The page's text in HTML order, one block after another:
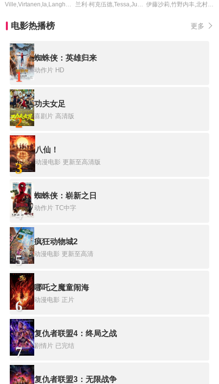
Ville,Virtanen,Ia,Langhammer,Peshang,Rad 兰利·柯克伍德,Tessa,Jubber,Bonko,Khoza,Vuyo,Dabula,Mpho,Sebeng,Zoey,Sneedon,Siphesihle,Vazi,Samke,Makhoba 伊藤沙莉,竹野内丰,北村有起哉,宇野祥平,久保史绪里,松浦祐也,高野洸,中原果南,岛田桃依,伊岛空,黒石高大,真宫叶月,阿部显岚,铃木圣奈,石田佳央
电影热播榜 更多
1
蜘蛛侠：英雄归来
动作片 HD
2
功夫女足
喜剧片 高清版
3
八仙！
动漫电影 更新至高清版
4
蜘蛛侠：崭新之日
动作片 TC中字
5
疯狂动物城2
动漫电影 更新至高清
6
哪吒之魔童闹海
动漫电影 正片
7
复仇者联盟4：终局之战
剧情片 已完结
复仇者联盟3：无限战争